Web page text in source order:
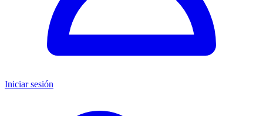
Iniciar sesión